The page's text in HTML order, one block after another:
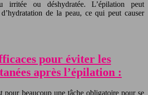
irritée ou déshydratée. L’épilation peut
de la peau, ce qui peut causer
pour éviter les
après l’épilation :
pour beaucoup une tâche obligatoire pour se